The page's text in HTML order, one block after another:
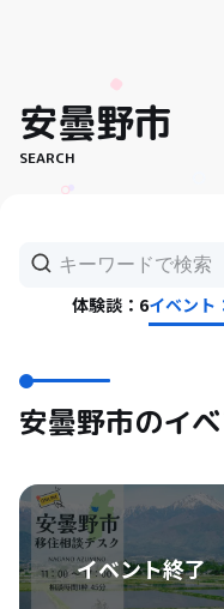
安曇野市
SEARCH
体験談：6イベント
安曇野市のイ